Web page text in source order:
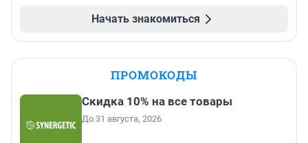
Начать знакомиться
ПРОМОКОДЫ
Скидка 10% на все товары
До 31 августа, 2026